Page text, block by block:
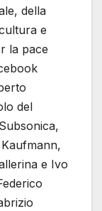
della
e
la pace
del
e Ivo